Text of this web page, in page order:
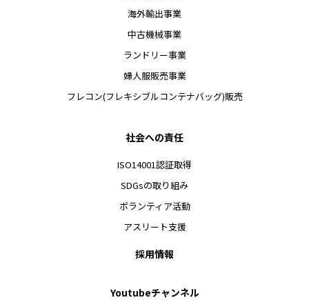
海外輸出事業
中古機械事業
ランドリー事業
婦人服販売事業
フレコン(フレキシブルコンテナバッグ)販売
社会への責任
ISO14001認証取得
SDGsの取り組み
ボランティア活動
アスリート支援
採用情報
Youtubeチャンネル